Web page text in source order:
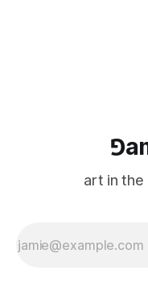
art in the